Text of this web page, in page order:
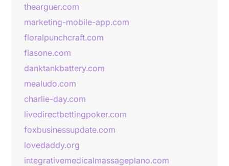
thearguer.com
marketing-mobile-app.com
floralpunchcraft.com
fiasone.com
danktankbattery.com
mealudo.com
charlie-day.com
livedirectbettingpoker.com
foxbusinessupdate.com
lovedaddy.org
integrativemedicalmassageplano.com